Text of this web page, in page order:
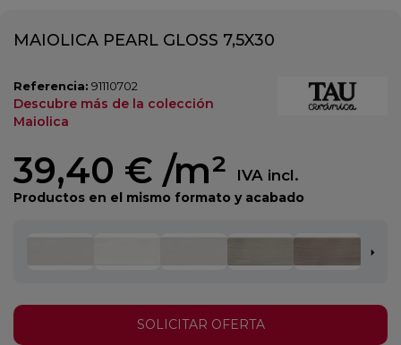
MAIOLICA PEARL GLOSS 7,5X30
Referencia: 91110702
Descubre más de la colección
Maiolica
39,40 € /m² IVA incl.
Productos en el mismo formato y acabado
SOLICITAR OFERTA